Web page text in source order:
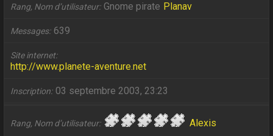
Rang, Nom d’utilisateur Gnome pirate Planav
Messages 639
Site internet
http://www.planete-aventure.net
Inscription 03 septembre 2003, 23:23
Rang, Nom d’utilisateur Alexis